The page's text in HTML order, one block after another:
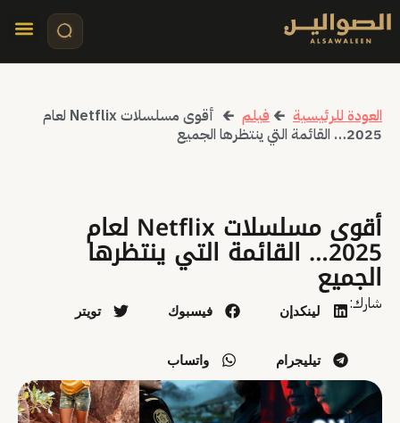
العودة للرئيسية 🡰 فيلم 🡰
أقوى مسلسلات Netflix لعام
2025… القائمة التي ينتظرها الجميع
أقوى مسلسلات Netflix لعام
2025… القائمة التي ينتظرها
الجميع
لينكدإن فيسبوك تويتر
تيليجرام واتساب
شارك: